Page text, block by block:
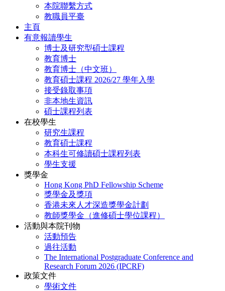
本院聯繫方式
教職員平臺
主頁
有意報讀學生
博士及研究型碩士課程
教育博士
教育博士（中文班）
教育碩士課程 2026/27 學年入學
接受錄取事項
非本地生資訊
碩士課程列表
在校學生
研究生課程
教育碩士課程
本科生可修讀碩士課程列表
學生支援
獎學金
Hong Kong PhD Fellowship Scheme
獎學金及獎項
香港未來人才深造獎學金計劃
教師獎學金（進修碩士學位課程）
活動與本院刊物
活動預告
過往活動
The International Postgraduate Conference and
Research Forum 2026 (IPCRF)
政策文件
學術文件